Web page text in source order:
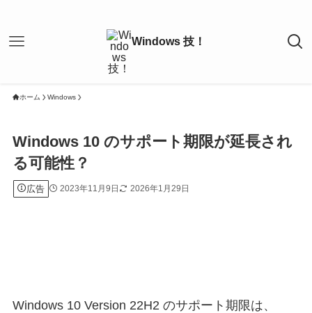
ホーム Windows
Windows 10 のサポート期限が延長され
る可能性？
広告 2023年11月9日 2026年1月29日
Windows 10 Version 22H2 のサポート期限は、